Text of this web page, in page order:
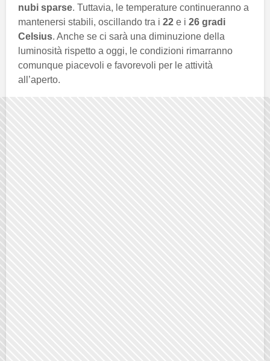
nubi sparse. Tuttavia, le temperature continueranno a
mantenersi stabili, oscillando tra i 22 e i 26 gradi
Celsius. Anche se ci sarà una diminuzione della
luminosità rispetto a oggi, le condizioni rimarranno
comunque piacevoli e favorevoli per le attività
all’aperto.